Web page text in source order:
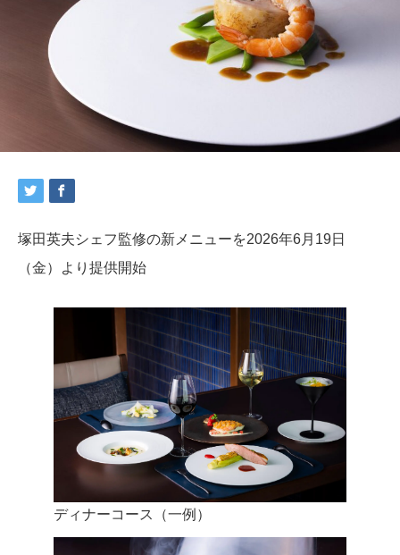
塚田英夫シェフ監修の新メニューを2026年6月19日
（金）より提供開始
ディナーコース（一例）